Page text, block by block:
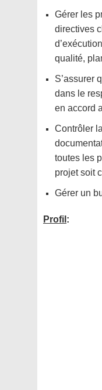
Gérer les
directives
qualité,
S’assurer
dans le
en accord
Contrôler
toutes les
projet soit
Gérer un
Profil :